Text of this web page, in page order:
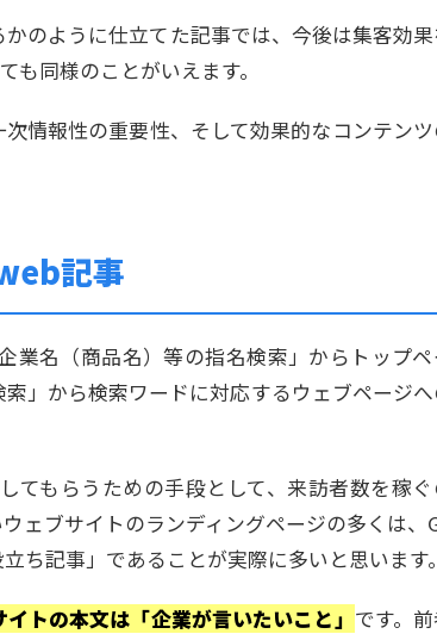
のように仕立てた記事では、今後は集客効
同様のことがいえます。
情報性の重要性、そして効果的なコンテン
記事
業名（商品名）等の指名検索」からトップペ
」から検索ワードに対応するウェブページ
てもらうための手段として、来訪者数を稼
ェブサイトのランディングページの多くは、
ち記事」であることが実際に多いと思います。
イトの本文は「企業が言いたいこと」 です。